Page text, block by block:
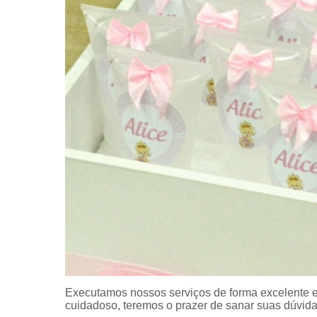
Executamos nossos serviços de forma
cuidadoso, teremos o prazer de sanar suas